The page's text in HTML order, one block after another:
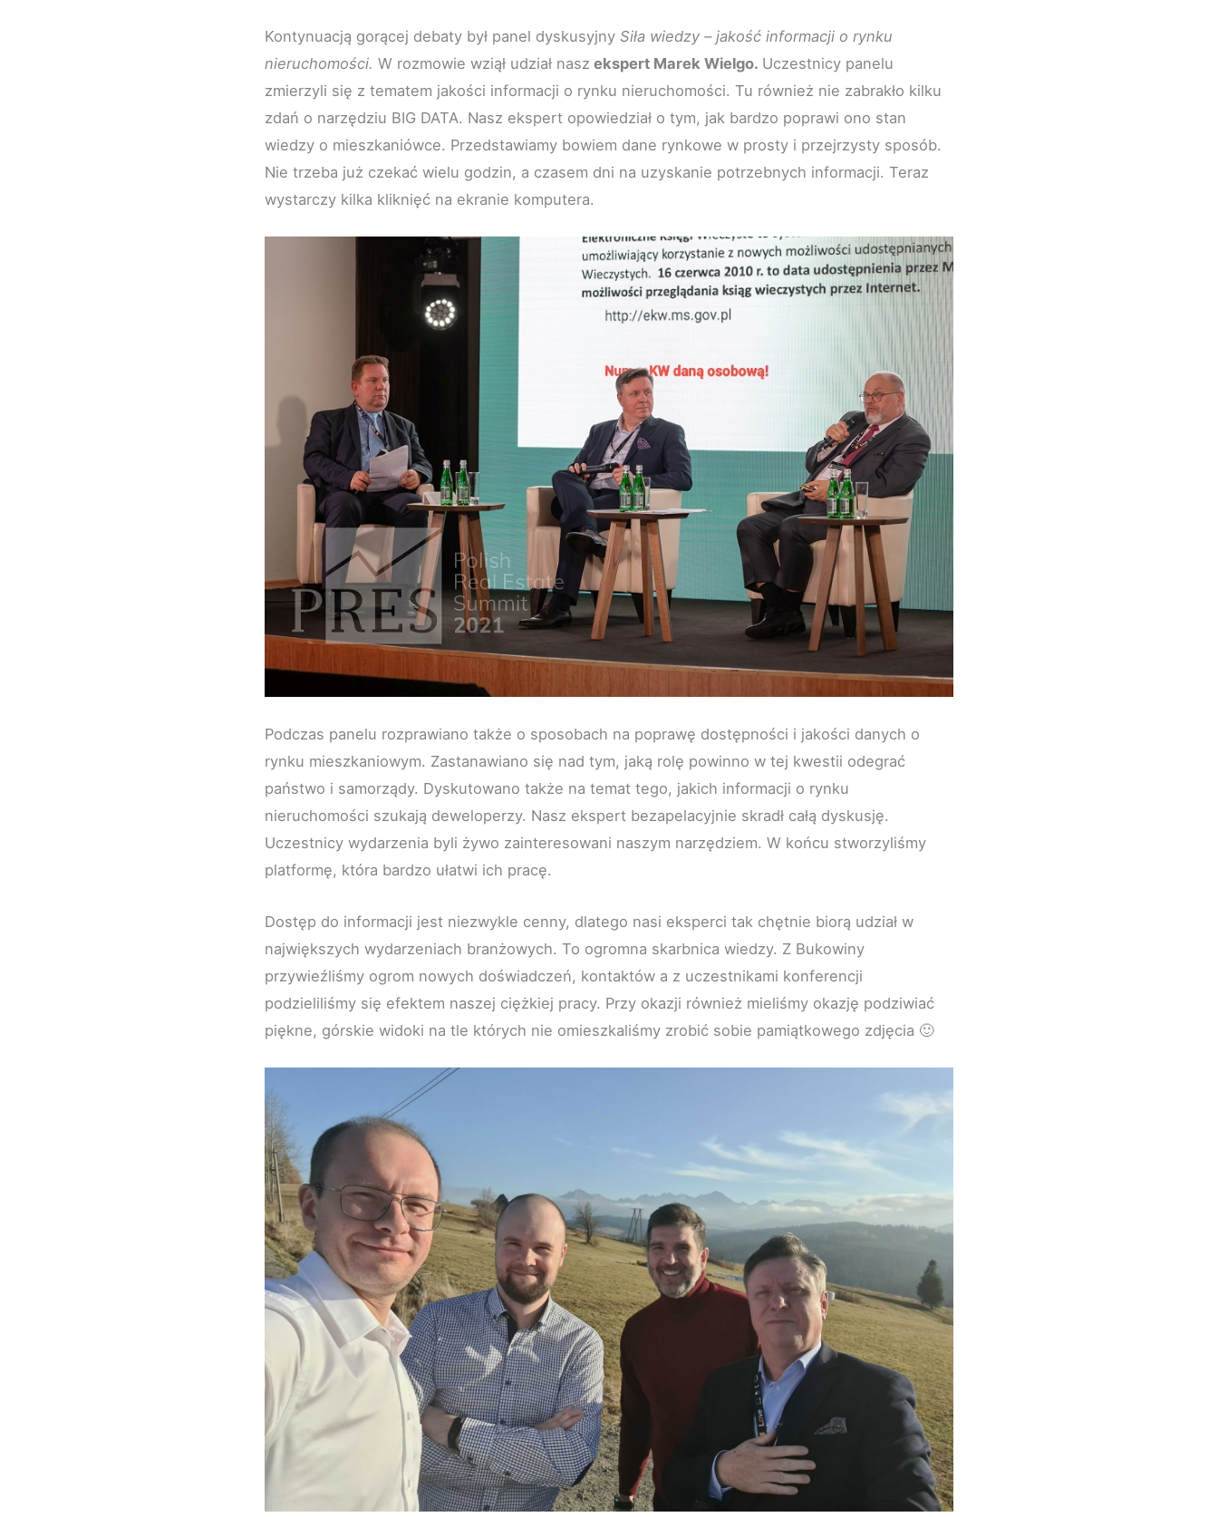
Kontynuacją gorącej debaty był panel dyskusyjny Siła wiedzy – jakość informacji o rynku
nieruchomości. W rozmowie wziął udział nasz ekspert Marek Wielgo. Uczestnicy panelu
zmierzyli się z tematem jakości informacji o rynku nieruchomości. Tu również nie zabrakło kilku
zdań o narzędziu BIG DATA. Nasz ekspert opowiedział o tym, jak bardzo poprawi ono stan
wiedzy o mieszkaniówce. Przedstawiamy bowiem dane rynkowe w prosty i przejrzysty sposób.
Nie trzeba już czekać wielu godzin, a czasem dni na uzyskanie potrzebnych informacji. Teraz
wystarczy kilka kliknięć na ekranie komputera.
Podczas panelu rozprawiano także o sposobach na poprawę dostępności i jakości danych o
rynku mieszkaniowym. Zastanawiano się nad tym, jaką rolę powinno w tej kwestii odegrać
państwo i samorządy. Dyskutowano także na temat tego, jakich informacji o rynku
nieruchomości szukają deweloperzy. Nasz ekspert bezapelacyjnie skradł całą dyskusję.
Uczestnicy wydarzenia byli żywo zainteresowani naszym narzędziem. W końcu stworzyliśmy
platformę, która bardzo ułatwi ich pracę.
Dostęp do informacji jest niezwykle cenny, dlatego nasi eksperci tak chętnie biorą udział w
największych wydarzeniach branżowych. To ogromna skarbnica wiedzy. Z Bukowiny
przywieźliśmy ogrom nowych doświadczeń, kontaktów a z uczestnikami konferencji
podzieliliśmy się efektem naszej ciężkiej pracy. Przy okazji również mieliśmy okazję podziwiać
piękne, górskie widoki na tle których nie omieszkaliśmy zrobić sobie pamiątkowego zdjęcia 🙂